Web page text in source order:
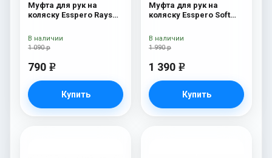
Муфта для рук на
коляску Esspero Rays
1 090 р
790 e
Купить
В наличии
Муфта для рук на
коляску Esspero Soft
1 990 р
1 390 e
Купить
В наличии